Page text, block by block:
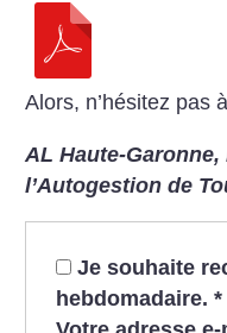
Alors, n’hésitez pas
AL Haute-
l’Autogestion de
Je souhaite
hebdomadaire. *